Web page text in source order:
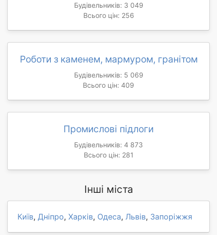
Будівельників: 3 049
Всього цін: 256
Роботи з каменем, мармуром, гранітом
Будівельників: 5 069
Всього цін: 409
Промислові підлоги
Будівельників: 4 873
Всього цін: 281
Інші міста
Київ, Дніпро, Харків, Одеса, Львів, Запоріжжя